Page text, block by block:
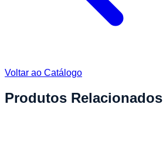
Voltar ao Catálogo
Produtos Relacionados